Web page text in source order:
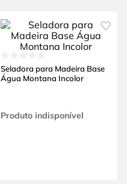
Seladora para Madeira Base
Água Montana Incolor
Produto indisponível